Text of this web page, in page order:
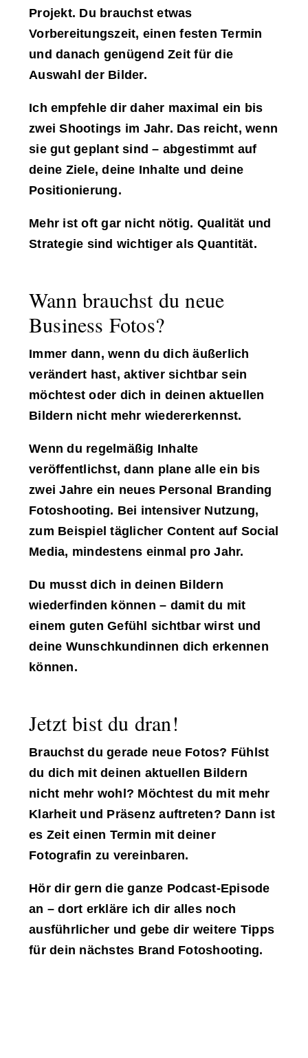
Projekt. Du brauchst etwas
Vorbereitungszeit, einen festen Termin
und danach genügend Zeit für die
Auswahl der Bilder.
Ich empfehle dir daher maximal ein bis
zwei Shootings im Jahr. Das reicht, wenn
sie gut geplant sind – abgestimmt auf
deine Ziele, deine Inhalte und deine
Positionierung.
Mehr ist oft gar nicht nötig. Qualität und
Strategie sind wichtiger als Quantität.
Wann brauchst du neue
Business Fotos?
Immer dann, wenn du dich äußerlich
verändert hast, aktiver sichtbar sein
möchtest oder dich in deinen aktuellen
Bildern nicht mehr wiedererkennst.
Wenn du regelmäßig Inhalte
veröffentlichst, dann plane alle ein bis
zwei Jahre ein neues Personal Branding
Fotoshooting. Bei intensiver Nutzung,
zum Beispiel täglicher Content auf Social
Media, mindestens einmal pro Jahr.
Du musst dich in deinen Bildern
wiederfinden können – damit du mit
einem guten Gefühl sichtbar wirst und
deine Wunschkundinnen dich erkennen
können.
Jetzt bist du dran!
Brauchst du gerade neue Fotos? Fühlst
du dich mit deinen aktuellen Bildern
nicht mehr wohl? Möchtest du mit mehr
Klarheit und Präsenz auftreten? Dann ist
es Zeit einen Termin mit deiner
Fotografin zu vereinbaren.
Hör dir gern die ganze Podcast-Episode
an – dort erkläre ich dir alles noch
ausführlicher und gebe dir weitere Tipps
für dein nächstes Brand Fotoshooting.